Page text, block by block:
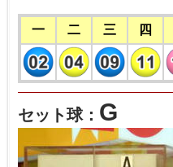
一 二 三 四
セット球： G